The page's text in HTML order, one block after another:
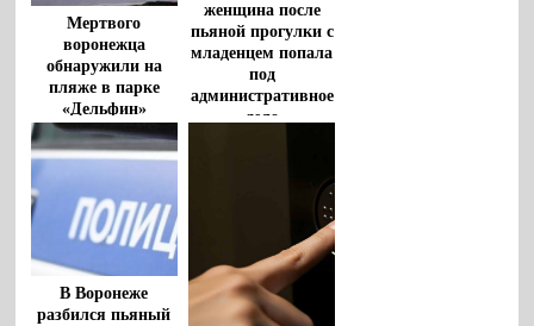
Мертвого
воронежца
обнаружили на
пляже в парке
«Дельфин»
женщина после
пьяной прогулки с
младенцем попала
под
административное
дело
В Воронеже
разбился пьяный